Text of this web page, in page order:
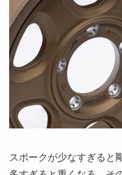
スポークが少なすぎると